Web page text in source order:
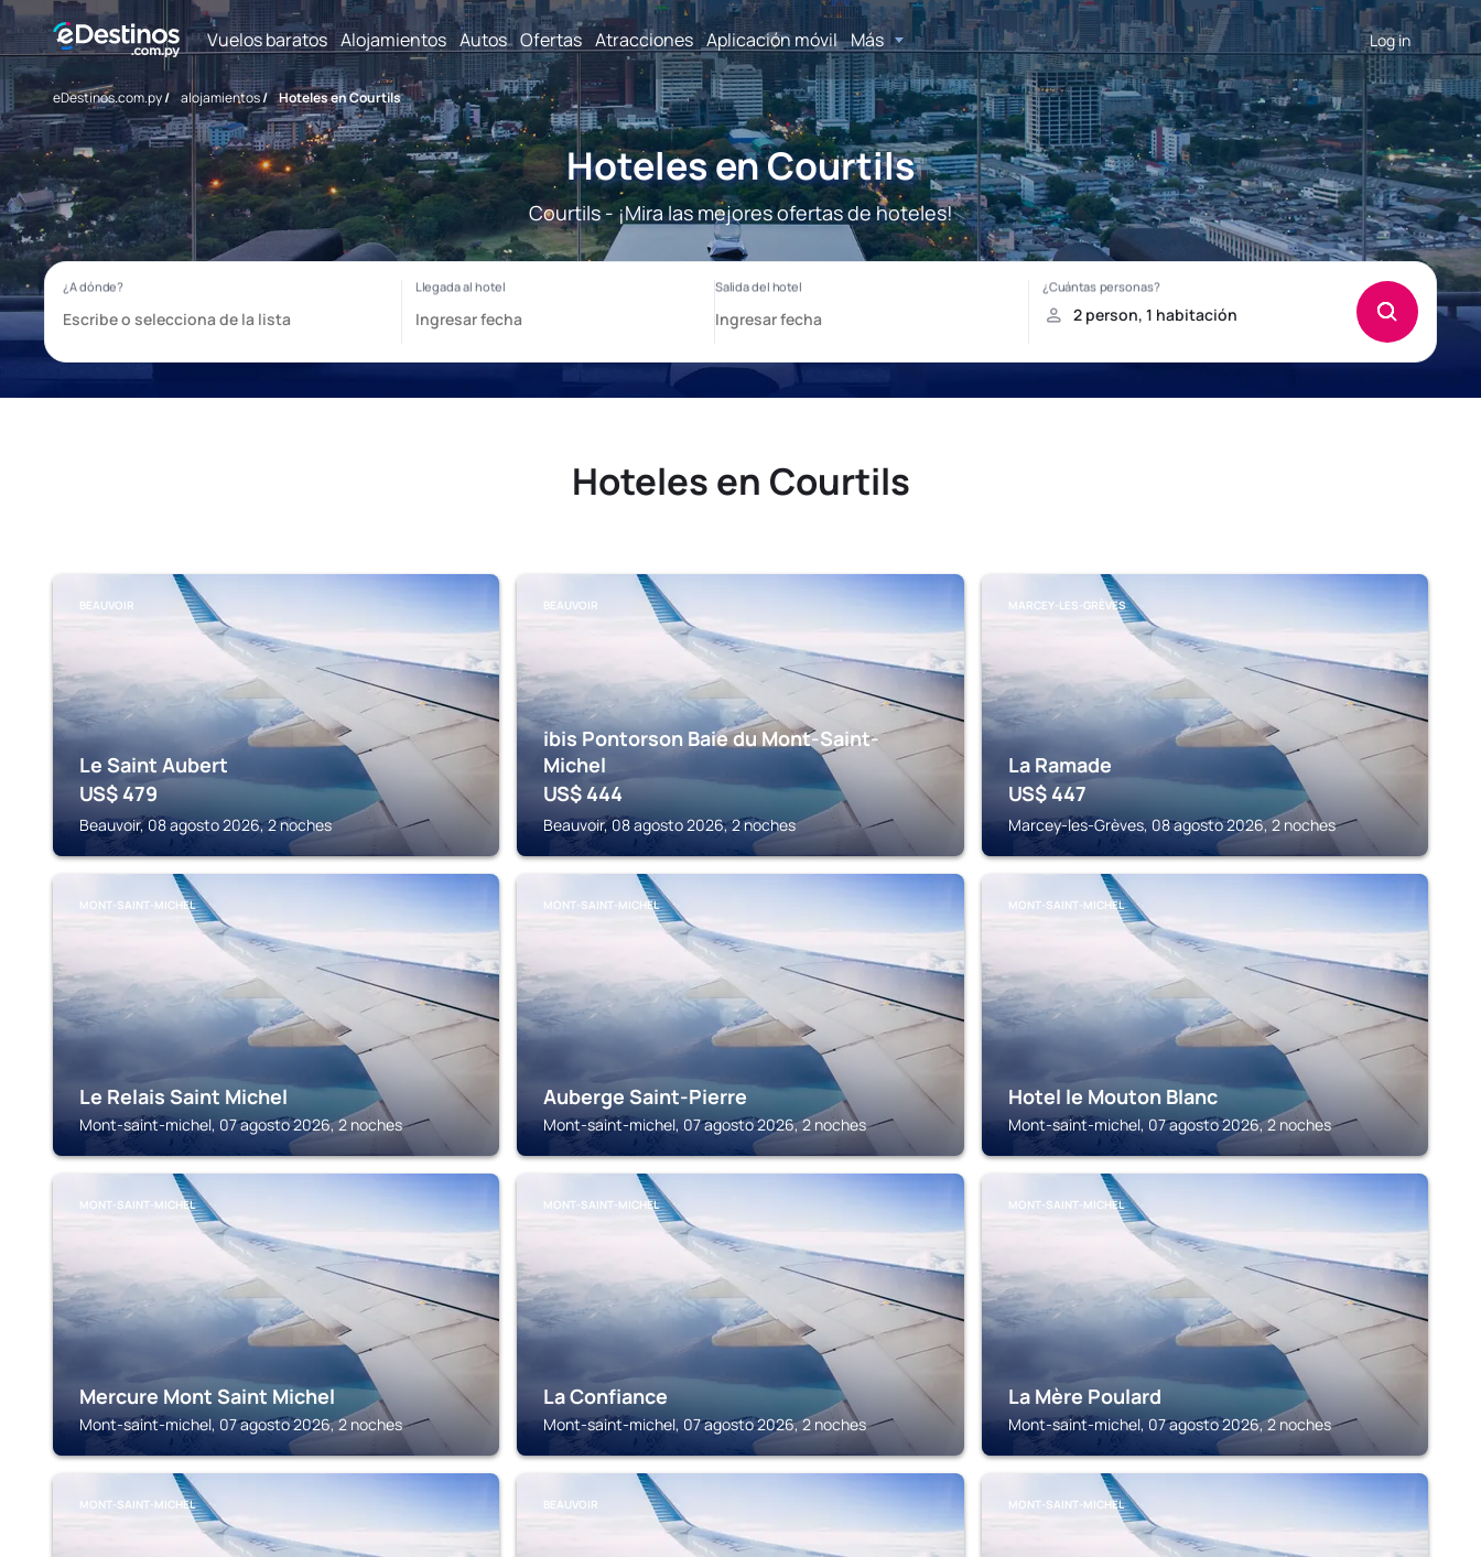
Vuelos baratos Alojamientos Autos Ofertas Atracciones Aplicación móvil Más Log in
eDestinos.com.py/ alojamientos/ Hoteles en Courtils
Hoteles en Courtils
Courtils - ¡Mira las mejores ofertas de hoteles!
Hoteles en Courtils
BEAUVOIR
Le Saint Aubert
US$ 479
Beauvoir, 08 agosto 2026, 2 noches
BEAUVOIR
ibis Pontorson Baie du Mont-Saint-
Michel
US$ 444
Beauvoir, 08 agosto 2026, 2 noches
MARCEY-LES-GRÈVES
La Ramade
US$ 447
Marcey-les-Grèves, 08 agosto 2026, 2 noches
MONT-SAINT-MICHEL
Le Relais Saint Michel
Mont-saint-michel, 07 agosto 2026, 2 noches
MONT-SAINT-MICHEL
Auberge Saint-Pierre
Mont-saint-michel, 07 agosto 2026, 2 noches
MONT-SAINT-MICHEL
Hotel le Mouton Blanc
Mont-saint-michel, 07 agosto 2026, 2 noches
MONT-SAINT-MICHEL
Mercure Mont Saint Michel
Mont-saint-michel, 07 agosto 2026, 2 noches
MONT-SAINT-MICHEL
La Confiance
Mont-saint-michel, 07 agosto 2026, 2 noches
MONT-SAINT-MICHEL
La Mère Poulard
Mont-saint-michel, 07 agosto 2026, 2 noches
MONT-SAINT-MICHEL BEAUVOIR MONT-SAINT-MICHEL